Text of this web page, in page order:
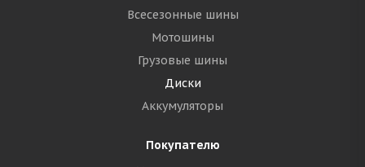
Всесезонные шины
Мотошины
Грузовые шины
Диски
Аккумуляторы
Покупателю